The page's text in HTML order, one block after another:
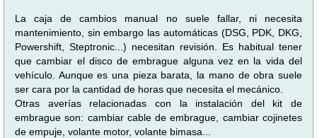
La caja de cambios manual no suele fallar, ni necesita
mantenimiento, sin embargo las automáticas (DSG, PDK, DKG,
Powershift, Steptronic...) necesitan revisión. Es habitual tener
que cambiar el disco de embrague alguna vez en la vida del
vehículo. Aunque es una pieza barata, la mano de obra suele
ser cara por la cantidad de horas que necesita el mecánico.
Otras averías relacionadas con la instalación del kit de
embrague son: cambiar cable de embrague, cambiar cojinetes
de empuje, volante motor, volante bimasa...